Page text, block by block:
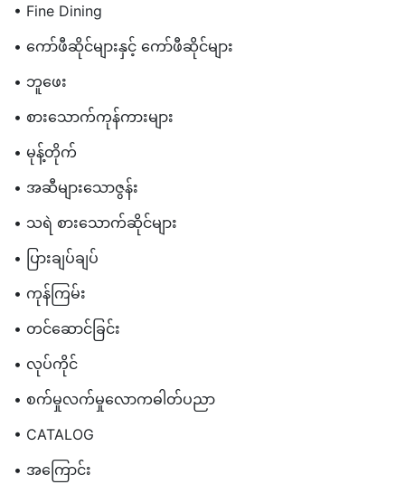
• Fine Dining
• ကော်ဖီဆိုင်များနှင့် ကော်ဖီဆိုင်များ
• ဘူဖေး
• စားသောက်ကုန်ကားများ
• မုန့်တိုက်
• အဆီများသောဇွန်း
• သရဲ စားသောက်ဆိုင်များ
• ပြားချပ်ချပ်
• ကုန်ကြမ်း
• တင်ဆောင်ခြင်း
• လုပ်ကိုင်
• စက်မှုလက်မှုလောကဓါတ်ပညာ
• CATALOG
• အကြောင်း